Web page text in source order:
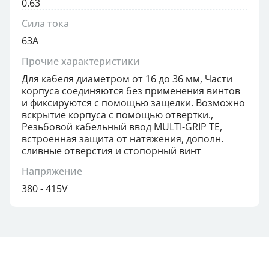
0.63
Сила тока
63А
Прочие характеристики
Для кабеля диаметром от 16 до 36 мм, Части
корпуса соединяются без применения винтов
и фиксируются с помощью защелки. Возможно
вскрытие корпуса с помощью отвертки.,
Резьбовой кабельный ввод MULTI-GRIP TE,
встроенная защита от натяжения, дополн.
сливные отверстия и стопорный винт
Напряжение
380 - 415V